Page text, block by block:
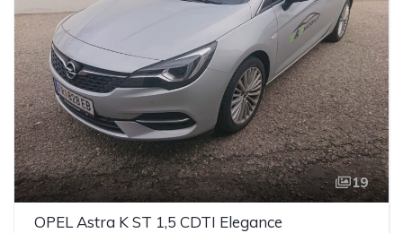
19
OPEL Astra K ST 1,5 CDTI Elegance